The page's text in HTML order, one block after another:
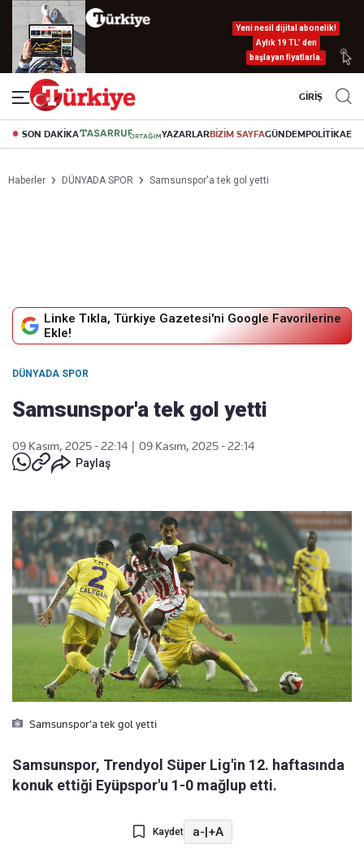
Yeni nesil dijital abonelik!
Aylık 19 TL’ den
başlayan fiyatlarla.
GİRİŞ
SON DAKİKA YAZARLARBİZİM SAYFAGÜNDEMPOLİTİKA
Haberler DÜNYADA SPOR Samsunspor'a tek gol yetti
Linke Tıkla, Türkiye Gazetesi'ni Google Favorilerine
Ekle!
DÜNYADA SPOR
Samsunspor'a tek gol yetti
09 Kasım, 2025 - 22:14
09 Kasım, 2025 - 22:14
Paylaş
Samsunspor'a tek gol yetti
Samsunspor, Trendyol Süper Lig'in 12. haftasında
konuk ettiği Eyüpspor'u 1-0 mağlup etti.
Kaydet a-|+A